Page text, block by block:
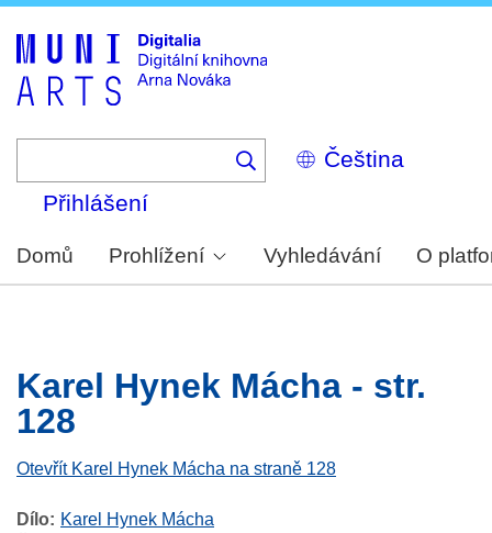
Select
your
Přihlášení
Domů Prohlížení Vyhledávání O
Karel Hynek Mácha - str.
128
Otevřít Karel Hynek Mácha na straně 128
Dílo
Karel Hynek Mácha